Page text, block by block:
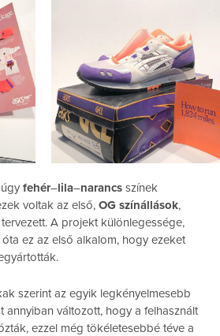
fehér–lila–narancs színek
voltak az első, OG színállások,
A projekt különlegessége,
ez az első alkalom, hogy ezeket
szerint az egyik legkényelmesebb
annyiban változott, hogy a felhasznált
ezzel még tökéletesebbé téve a